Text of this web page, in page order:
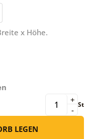
x Höhe.
-
+ St
LEGEN